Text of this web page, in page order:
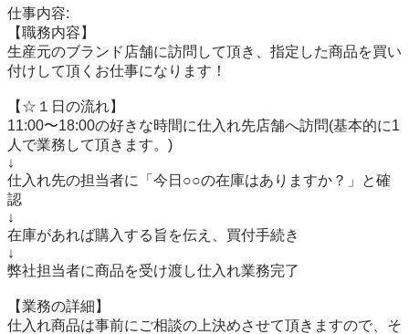
仕事内容:
【職務内容】
生産元のブランド店舗に訪問して頂き、指定した商品を買い
付けして頂くお仕事になります！
【☆１日の流れ】
11:00〜18:00の好きな時間に仕入れ先店舗へ訪問(基本的に1
人で業務して頂きます。)
↓
仕入れ先の担当者に「今日○○の在庫はありますか？」と確
認
↓
在庫があれば購入する旨を伝え、買付手続き
↓
弊社担当者に商品を受け渡し仕入れ業務完了
【業務の詳細】
仕入れ商品は事前にご相談の上決めさせて頂きますので、そ